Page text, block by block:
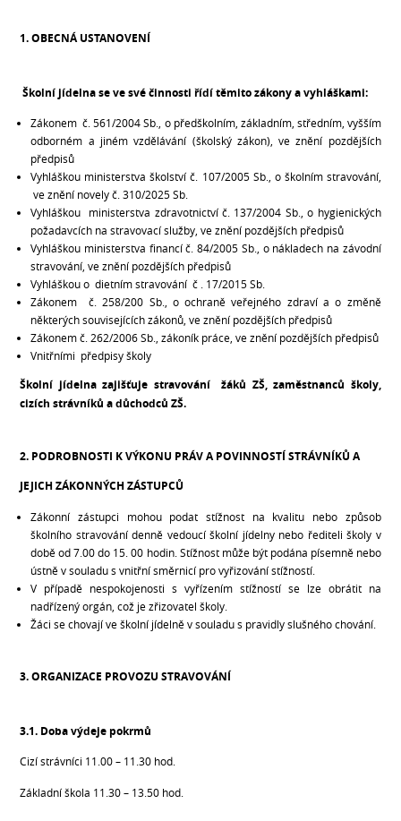
1. OBECNÁ USTANOVENÍ
Školní jídelna se ve své činnosti řídí těmito zákony a vyhláškami:
Zákonem č. 561/2004 Sb., o předškolním, základním, středním, vyšším
odborném a jiném vzdělávání (školský zákon), ve znění pozdějších
předpisů
Vyhláškou ministerstva školství č. 107/2005 Sb., o školním stravování,
ve znění novely č. 310/2025 Sb.
Vyhláškou ministerstva zdravotnictví č. 137/2004 Sb., o hygienických
požadavcích na stravovací služby, ve znění pozdějších předpisů
Vyhláškou ministerstva financí č. 84/2005 Sb., o nákladech na závodní
stravování, ve znění pozdějších předpisů
Vyhláškou o dietním stravování č . 17/2015 Sb.
Zákonem č. 258/200 Sb., o ochraně veřejného zdraví a o změně
některých souvisejících zákonů, ve znění pozdějších předpisů
Zákonem č. 262/2006 Sb., zákoník práce, ve znění pozdějších předpisů
Vnitřními předpisy školy
Školní jídelna zajišťuje stravování žáků ZŠ, zaměstnanců školy,
cizích strávníků a důchodců ZŠ.
2. PODROBNOSTI K VÝKONU PRÁV A POVINNOSTÍ STRÁVNÍKŮ A
JEJICH ZÁKONNÝCH ZÁSTUPCŮ
Zákonní zástupci mohou podat stížnost na kvalitu nebo způsob
školního stravování denně vedoucí školní jídelny nebo řediteli školy v
době od 7.00 do 15. 00 hodin. Stížnost může být podána písemně nebo
ústně v souladu s vnitřní směrnicí pro vyřizování stížností.
V případě nespokojenosti s vyřízením stížností se lze obrátit na
nadřízený orgán, což je zřizovatel školy.
Žáci se chovají ve školní jídelně v souladu s pravidly slušného chování.
3. ORGANIZACE PROVOZU STRAVOVÁNÍ
3.1. Doba výdeje pokrmů
Cizí strávníci 11.00 – 11.30 hod.
Základní škola 11.30 – 13.50 hod.